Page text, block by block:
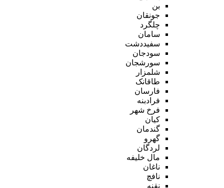
بن
جونقان
چلگرد
سامان
سفیددشت
سودجان
سورشجان
شلمزار
طاقانک
فارسان
فرادبنه
فرخ شهر
کیان
گندمان
گهرو
لردگان
مال خلیفه
ناغان
نافچ
نقنه